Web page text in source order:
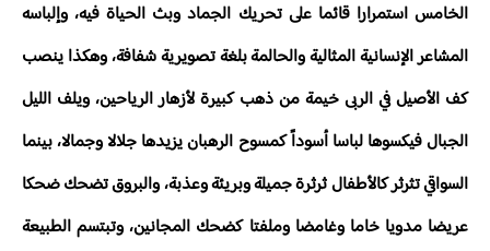
الخامس استمرارا قائما على تحريك الجماد وبث الحياة فيه، وإلباسه
المشاعر الإنسانية المثالية والحالمة بلغة تصويرية شفافة، وهكذا ينصب
كف الأصيل في الربى خيمة من ذهب كبيرة لأزهار الرياحين، ويلف الليل
الجبال فيكسوها لباسا أسوداً كمسوح الرهبان يزيدها جلالا وجمالا، بينما
السواقي تثرثر كالأطفال ثرثرة جميلة وبريئة وعذبة، والبروق تضحك ضحكا
عريضا مدويا خاما وغامضا وملفتا كضحك المجانين، وتبتسم الطبيعة